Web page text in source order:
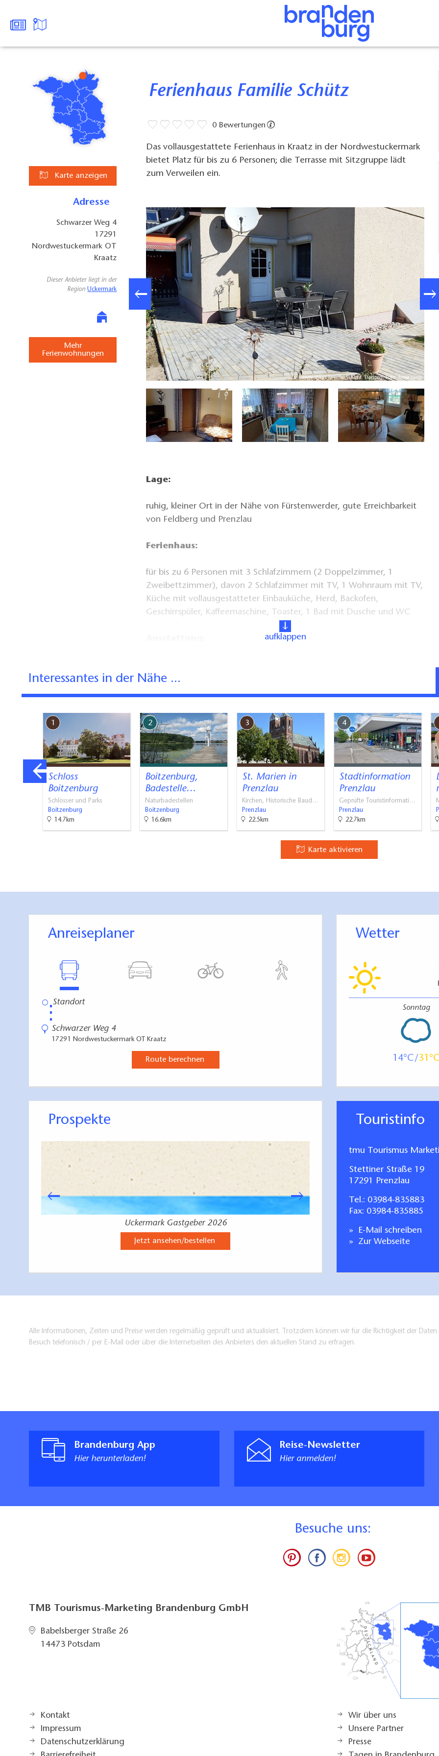
Karte anzeigen
Adresse
Schwarzer Weg 4
17291
Nordwestuckermark OT
Kraatz
Dieser Anbieter liegt in der
RegionUckermark
Mehr
Ferienwohnungen
Ferienhaus Familie Schütz
0 Bewertungen
Das vollausgestattete Ferienhaus in Kraatz in der Nordwestuckermark
bietet Platz für bis zu 6 Personen; die Terrasse mit Sitzgruppe lädt
zum Verweilen ein.
Ferienhaus Familie Schütz, Eingang, Foto: Antje Lang
Lage:
ruhig, kleiner Ort in der Nähe von Fürstenwerder, gute Erreichbarkeit
von Feldberg und Prenzlau
Ferienhaus:
für bis zu 6 Personen mit 3 Schlafzimmern (2 Doppelzimmer, 1
Zweibettzimmer), davon 2 Schlafzimmer mit TV, 1 Wohnraum mit TV,
Küche mit vollausgestatteter Einbauküche, Herd, Backofen,
Geschirrspüler, Kaffeemaschine, Toaster, 1 Bad mit Dusche und WC
Unterstellmöglichkeit für Fahrräder, keine Haustiere
aufklappen
Interessantes in der Nähe ...
1
Schloss
Boitzenburg
Schlösser und Parks
Boitzenburg
14.7km
2
Boitzenburg,
Badestelle…
Naturbadestellen
Boitzenburg
16.6km
3
St. Marien in
Prenzlau
Kirchen, Historische Baud…
Prenzlau
22.5km
4
Stadtinformation
Prenzlau
Geprüfte Touristinformati…
Prenzlau
22.7km
Karte aktivieren
Anreiseplaner
⋮
Schwarzer Weg 4
17291 Nordwestuckermark OT Kraatz
Route berechnen
Wetter
Sonntag
14 31
Prospekte
Uckermark Gastgeber 2026
Jetzt ansehen/bestellen Jetzt
Touristinfo
tmu Tourismus
Stettiner Straße 19
17291 Prenzlau
Tel.: 03984-835883
Fax: 03984-835885
E-Mail schreiben
Zur Webseite
Alle Informationen, Zeiten und Preise werden regelmäßig geprüft und aktualisiert. Trotzdem können wir für die Richtigkeit der
Besuch telefonisch / per E-Mail oder über die Internetseiten des Anbieters den aktuellen Stand zu erfragen.
Brandenburg App
Hier herunterladen!
Reise-Newsletter
Hier anmelden!
Besuche uns:
TMB Tourismus-Marketing Brandenburg GmbH
Babelsberger Straße 26
14473 Potsdam
Kontakt
Impressum
Datenschutzerklärung
Wir über uns
Unsere Partner
Presse